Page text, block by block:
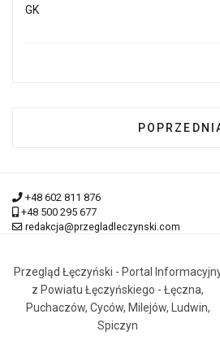
GK
+48 602 811 876
+48 500 295 677
redakcja@przegladleczynski.com
Przegląd Łęczyński - Portal
z Powiatu Łęczyńskiego - Łęczna,
Puchaczów, Cyców, Milejów, Ludwin,
Spiczyn